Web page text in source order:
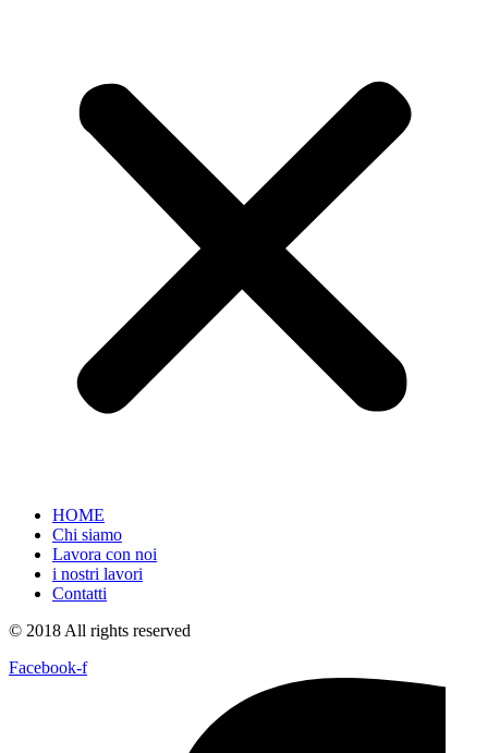
HOME
Chi siamo
Lavora con noi
i nostri lavori
Contatti
© 2018 All rights reserved
Facebook-f